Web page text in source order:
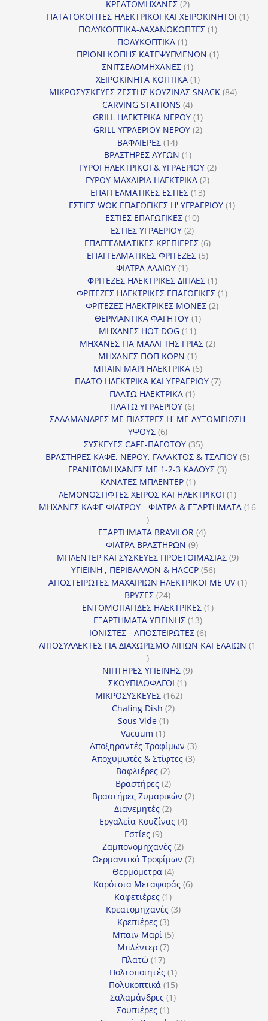
προϊόν
ΚΡΕΑΤΟΜΗΧΑΝΕΣ 22
προϊόντα
ΠΑΤΑΤΟΚΟΠΤΕΣ ΗΛΕΚΤΡΙΚΟΙ ΚΑΙ ΧΕΙΡΟΚΙΝΗΤΟΙ 11
ΠΟΛΥΚΟΠΤΙΚΑ-ΛΑΧΑΝΟΚΟΠΤΕΣ 11
ΠΟΛΥΚΟΠΤΙΚΑ 11
προϊόν
ΠΡΙΟΝΙ ΚΟΠΗΣ ΚΑΤΕΨΥΓΜΕΝΩΝ 11
ΣΝΙΤΣΕΛΟΜΗΧΑΝΕΣ 11
προϊόν
ΧΕΙΡΟΚΙΝΗΤΑ ΚΟΠΤΙΚΑ 11
προϊόν
ΜΙΚΡΟΣΥΣΚΕΥΕΣ ΖΕΣΤΗΣ ΚΟΥΖΙΝΑΣ SNACK 8484
CARVING STATIONS 44
προϊόντα
GRILL ΗΛΕΚΤΡΙΚΑ ΝΕΡΟΥ 11
προϊόν
GRILL ΥΓΡΑΕΡΙΟΥ ΝΕΡΟΥ 22
ΒΑΦΛΙΕΡΕΣ 1414
προϊόντα
ΒΡΑΣΤΗΡΕΣ ΑΥΓΩΝ 11
προϊόν
ΓΥΡΟΙ ΗΛΕΚΤΡΙΚΟΙ & ΥΓΡΑΕΡΙΟΥ 22
ΓΥΡΟΥ ΜΑΧΑΙΡΙΑ ΗΛΕΚΤΡΙΚΑ 22
ΕΠΑΓΓΕΛΜΑΤΙΚΕΣ ΕΣΤΙΕΣ 1313
προϊόντα
ΕΣΤΙΕΣ WOK ΕΠΑΓΩΓΙΚΕΣ Η' ΥΓΡΑΕΡΙΟΥ 11
ΕΣΤΙΕΣ ΕΠΑΓΩΓΙΚΕΣ 1010
ΕΣΤΙΕΣ ΥΓΡΑΕΡΙΟΥ 22
προϊόντα
ΕΠΑΓΓΕΛΜΑΤΙΚΕΣ ΚΡΕΠΙΕΡΕΣ 66
προϊόντα
ΕΠΑΓΓΕΛΜΑΤΙΚΕΣ ΦΡΙΤΕΖΕΣ 55
ΦΙΛΤΡΑ ΛΑΔΙΟΥ 11
προϊόν
ΦΡΙΤΕΖΕΣ ΗΛΕΚΤΡΙΚΕΣ ΔΙΠΛΕΣ 11
προϊόν
ΦΡΙΤΕΖΕΣ ΗΛΕΚΤΡΙΚΕΣ ΕΠΑΓΩΓΙΚΕΣ 11
ΦΡΙΤΕΖΕΣ ΗΛΕΚΤΡΙΚΕΣ ΜΟΝΕΣ 22
ΘΕΡΜΑΝΤΙΚΑ ΦΑΓΗΤΟΥ 11
ΜΗΧΑΝΕΣ HOT DOG 1111
προϊόντα
ΜΗΧΑΝΕΣ ΓΙΑ ΜΑΛΛΙ ΤΗΣ ΓΡΙΑΣ 22
ΜΗΧΑΝΕΣ ΠΟΠ ΚΟΡΝ 11
προϊόν
ΜΠΑΙΝ ΜΑΡΙ ΗΛΕΚΤΡΙΚΑ 66
προϊόντα
ΠΛΑΤΩ ΗΛΕΚΤΡΙΚΑ ΚΑΙ ΥΓΡΑΕΡΙΟΥ 77
ΠΛΑΤΩ ΗΛΕΚΤΡΙΚΑ 11
προϊόν
ΠΛΑΤΩ ΥΓΡΑΕΡΙΟΥ 66
προϊόντα
ΣΑΛΑΜΑΝΔΡΕΣ ΜΕ ΠΙΑΣΤΡΕΣ Η' ΜΕ ΑΥΞΟΜΕΙΩΣΗ
ΥΨΟΥΣ 66
προϊόντα
ΣΥΣΚΕΥΕΣ CAFE-ΠΑΓΩΤΟΥ 3535
προϊόντα
ΒΡΑΣΤΗΡΕΣ ΚΑΦΕ, ΝΕΡΟΥ, ΓΑΛΑΚΤΟΣ & ΤΣΑΓΙΟΥ 55
ΓΡΑΝΙΤΟΜΗΧΑΝΕΣ ΜΕ 1-2-3 ΚΑΔΟΥΣ 33
ΚΑΝΑΤΕΣ ΜΠΛΕΝΤΕΡ 11
προϊόν
ΛΕΜΟΝΟΣΤΙΦΤΕΣ ΧΕΙΡΟΣ ΚΑΙ ΗΛΕΚΤΡΙΚΟΙ 11
προϊόν
ΜΗΧΑΝΕΣ ΚΑΦΕ ΦΙΛΤΡΟΥ - ΦΙΛΤΡΑ & ΕΞΑΡΤΗΜΑΤΑ 16
16
προϊόντα
ΕΞΑΡΤΗΜΑΤΑ BRAVILOR 44
ΦΙΛΤΡΑ ΒΡΑΣΤΗΡΩΝ 99
προϊόντα
ΜΠΛΕΝΤΕΡ ΚΑΙ ΣΥΣΚΕΥΕΣ ΠΡΟΕΤΟΙΜΑΣΙΑΣ 99
ΥΓΙΕΙΝΗ , ΠΕΡΙΒΑΛΛΟΝ & HACCP 5656
προϊόντα
ΑΠΟΣΤΕΙΡΩΤΕΣ ΜΑΧΑΙΡΙΩΝ ΗΛΕΚΤΡΙΚΟΙ ΜΕ UV 11
ΒΡΥΣΕΣ 2424
προϊόντα
ΕΝΤΟΜΟΠΑΓΙΔΕΣ ΗΛΕΚΤΡΙΚΕΣ 11
ΕΞΑΡΤΗΜΑΤΑ ΥΓΙΕΙΝΗΣ 1313
προϊόντα
ΙΟΝΙΣΤΕΣ - ΑΠΟΣΤΕΙΡΩΤΕΣ 66
προϊόντα
ΛΙΠΟΣΥΛΛΕΚΤΕΣ ΓΙΑ ΔΙΑΧΩΡΙΣΜΟ ΛΙΠΩΝ ΚΑΙ ΕΛΑΙΩΝ 1
1
προϊόν
ΝΙΠΤΗΡΕΣ ΥΓΙΕΙΝΗΣ 99
ΣΚΟΥΠΙΔΟΦΑΓΟΙ 11
ΜΙΚΡΟΣΥΣΚΕΥΕΣ 162162
Chafing Dish 22
Sous Vide 11
Vacuum 11
προϊόν
Αποξηραντές Τροφίμων 33
προϊόντα
Αποχυμωτές & Στίφτες 33
Βαφλιέρες 22
προϊόντα
Βραστήρες 22
προϊόντα
Βραστήρες Ζυμαρικών 22
Διανεμητές 22
προϊόντα
Εργαλεία Κουζίνας 44
Εστίες 99
προϊόντα
Ζαμπονομηχανές 22
προϊόντα
Θερμαντικά Τροφίμων 77
Θερμόμετρα 44
προϊόντα
Καρότσια Μεταφοράς 66
Καφετιέρες 11
προϊόν
Κρεατομηχανές 33
Κρεπιέρες 33
προϊόντα
Μπαιν Μαρί 55
Μπλέντερ 77
Πλατώ 1717
προϊόντα
Πολτοποιητές 11
προϊόν
Πολυκοπτικά 1515
προϊόντα
Σαλαμάνδρες 11
Σουπιέρες 11